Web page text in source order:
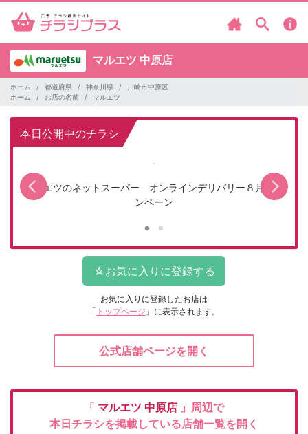
マルエツ 中原店
ホーム 都道府県 神奈川県
川崎市中原区
ホーム
お店の名前 マルエツ
本日公開中のチラシ
マルエツのネットスーパー オンラインデリバリー８月キャ
ンペーン
お気に入りに登録したお店は
「 トップページ 」に表示されます。
公式店舗ページを開く
「 マルエツ 中原店 」周辺で
本日チラシを掲載している店舗一覧を開く